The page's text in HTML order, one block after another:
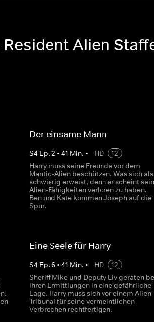
Alien
Der einsame Mann
S4 Ep.2 •41 Min. • HD
12
Harry muss seine Freunde vor dem
Mantid-Alien beschützen. Was sich als
schwierig erweist, denn er scheint
Alien-Fähigkeiten verloren zu haben.
Ben und Kate kommen Joseph auf die
Spur.
Eine Seele für Harry
S4 Ep.6 •41 Min. • HD
12
Sheriff Mike und Deputy Liv geraten
ihren Ermittlungen in eine gefährliche
Lage. Harry muss sich vor einem Alien-
Tribunal für seine vermeintlichen
Verbrechen rechtfertigen.